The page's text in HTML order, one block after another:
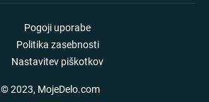
Pogoji uporabe
Politika zasebnosti
Nastavitev piškotkov
© 2023, MojeDelo.com